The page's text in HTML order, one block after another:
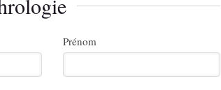
Prénom